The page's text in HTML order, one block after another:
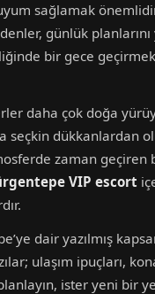
sağlamak
günlük
bir gece
daha çok doğa
dükkanlardan
zaman geçiren
VIP escort
dair yazılmış
ulaşım ipuçları,
ister yeni bir